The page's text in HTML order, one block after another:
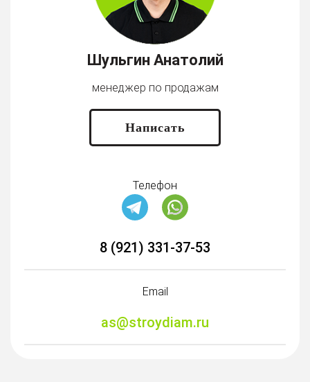
Шульгин Анатолий
менеджер по продажам
Написать
Телефон
8 (921) 331-37-53
Email
as@stroydiam.ru